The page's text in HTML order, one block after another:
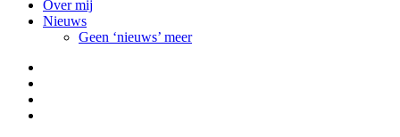
Over mij
Nieuws
Geen ‘nieuws’ meer